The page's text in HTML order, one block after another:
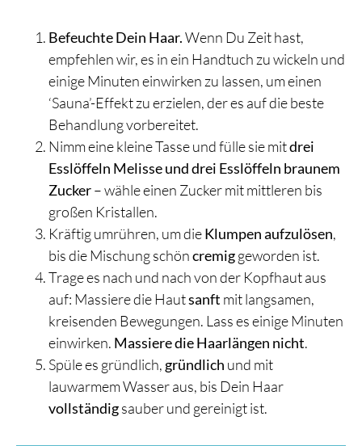
Befeuchte Dein Haar.Wenn Du Zeit hast,
empfehlen wir, es in ein Handtuch zu wickeln und
einige Minuten einwirken zu lassen, um einen
‘Sauna’-Effekt zu erzielen, der es auf die beste
Behandlung vorbereitet.
Nimm eine kleine Tasse und fülle sie mitdrei
Esslöffeln Melisse und drei Esslöffeln braunem
Zucker– wähle einen Zucker mit mittleren bis
großen Kristallen.
Kräftig umrühren, um dieKlumpen aufzulösen,
bis die Mischung schöncremiggeworden ist.
Trage es nach und nach von der Kopfhaut aus
auf: Massiere die Hautsanft mit langsamen,
kreisenden Bewegungen. Lass es einige Minuten
einwirken. Massiere die Haarlängen nicht.
Spüle es gründlich, gründlich und mit
lauwarmem Wasser aus, bis Dein Haar
vollständigsauber und gereinigt ist.